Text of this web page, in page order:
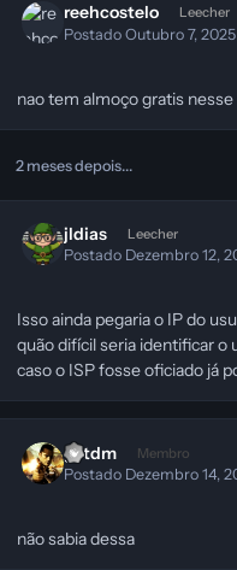
reehcostelo Leecher
PostadoOutubro 7,
nao tem almoço gratis
2 meses depois...
jldias Leecher
Postado Dezembro 12,
Isso ainda pegaria o IP do
quão difícil seria identificar
caso o ISP fosse oficiado já
gstdm Membro
Postado Dezembro 14,
não sabia dessa